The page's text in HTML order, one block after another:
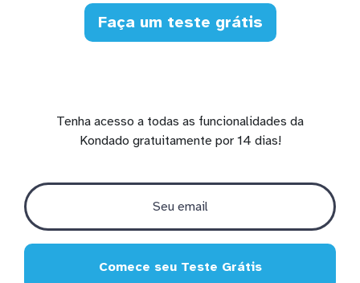
Faça um teste grátis
Tenha acesso a todas as funcionalidades da
Kondado gratuitamente por 14 dias!
Comece seu Teste Grátis